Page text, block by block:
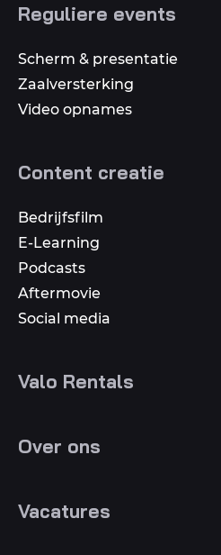
Reguliere events
Scherm & presentatie
Zaalversterking
Video opnames
Content creatie
Bedrijfsfilm
E-Learning
Podcasts
Aftermovie
Social media
Valo Rentals
Over ons
Vacatures